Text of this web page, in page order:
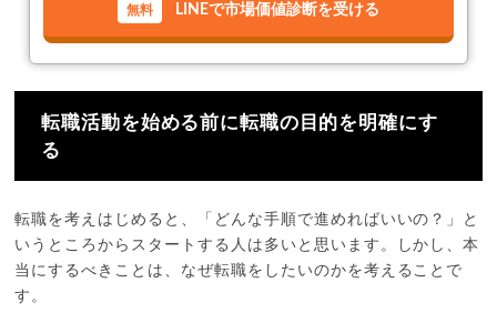
LINEで市場価値診断を受ける
転職活動を始める前に転職の目的を明確にす
る
転職を考えはじめると、「どんな手順で進めればいいの？」と
いうところからスタートする人は多いと思います。しかし、本
当にするべきことは、なぜ転職をしたいのかを考えることで
す。